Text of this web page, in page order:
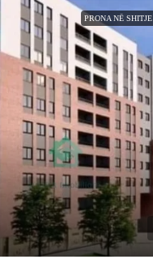
PRONA NË SHITJE